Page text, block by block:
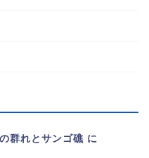
群れとサンゴ礁 に